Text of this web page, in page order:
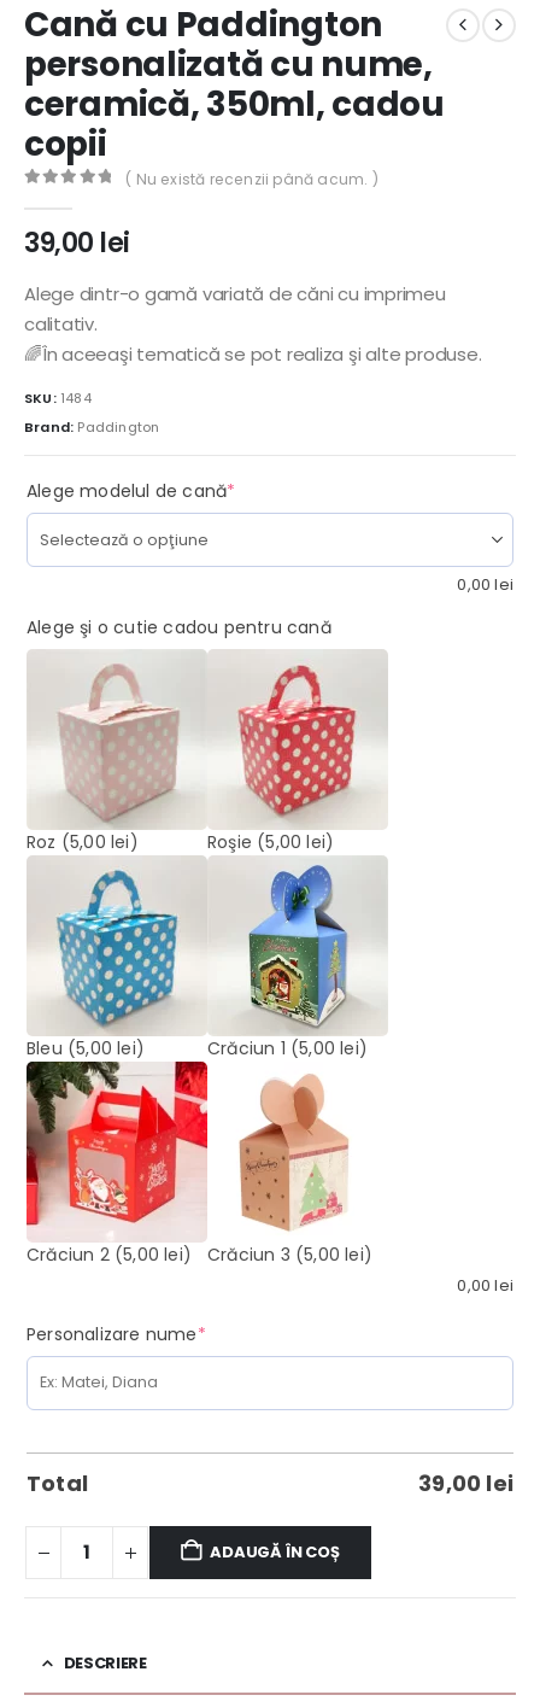
Cană cu Paddington
personalizată cu nume,
ceramică, 350ml, cadou
copii
( Nu există recenzii până acum. )
39,00 lei
Alege dintr-o gamă variată de căni cu imprimeu
calitativ.
🌈În aceeaşi tematică se pot realiza şi alte produse.
SKU: 1484
Brand: Paddington
Alege modelul de cană*
0,00lei
Alege şi o cutie cadou pentru cană
Roz (5,00 lei) Roşie (5,00 lei)
Bleu (5,00 lei) Crăciun 1 (5,00 lei)
Crăciun 2(5,00 lei) Crăciun 3 (5,00 lei)
0,00lei
Personalizare nume*(required)
Total 39,00 lei
ADAUGĂ ÎN COȘ
DESCRIERE